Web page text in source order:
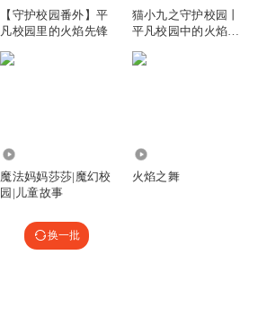
【守护校园番外】平
凡校园里的火焰先锋
猫小九之守护校园丨
平凡校园中的火焰先
魔法妈妈莎莎|魔幻校
园|儿童故事
火焰之舞
换一批